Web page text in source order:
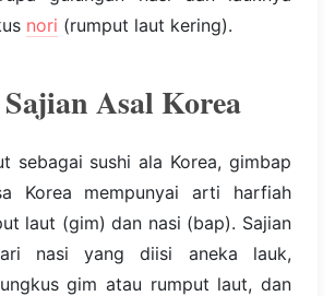
nori (rumput laut kering).
Asal Korea
sebagai sushi ala Korea, gimbap
Korea mempunyai arti harfiah
laut (gim) dan nasi (bap). Sajian
nasi yang diisi aneka lauk,
gim atau rumput laut, dan